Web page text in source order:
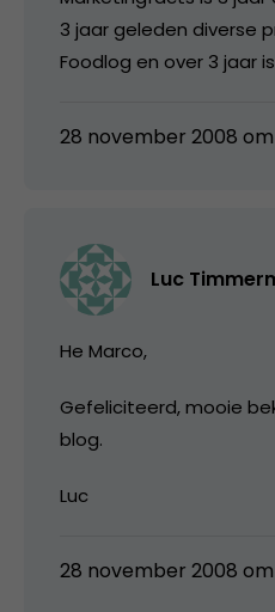
3 jaar geleden diverse
Foodlog en over 3 jaar
28 november 2008
Luc
He Marco,
Gefeliciteerd, mooie
blog.
Luc
28 november 2008 om